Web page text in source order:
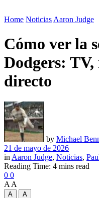
Home Noticias Aaron Judge
Cómo ver la
Dodgers:
directo
by Michael
21 de mayo de 2026
in Aaron Judge, Noticias,
Reading Time: 4 mins read
0 0
A A
A
A